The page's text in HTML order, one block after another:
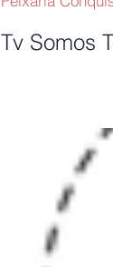
Tv Somos